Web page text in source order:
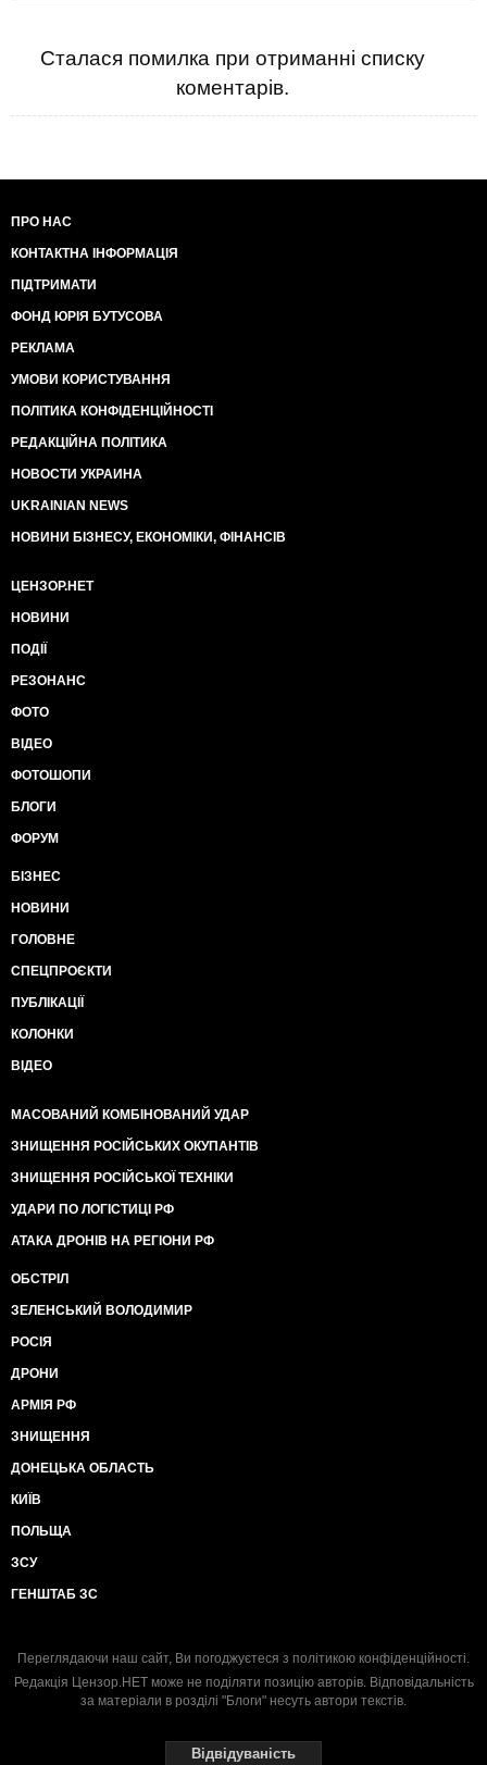
Сталася помилка при отриманні списку
коментарів.
ПРО НАС
КОНТАКТНА ІНФОРМАЦІЯ
ПІДТРИМАТИ
ФОНД ЮРІЯ БУТУСОВА
РЕКЛАМА
УМОВИ КОРИСТУВАННЯ
ПОЛІТИКА КОНФІДЕНЦІЙНОСТІ
РЕДАКЦІЙНА ПОЛІТИКА
НОВОСТИ УКРАИНА
UKRAINIAN NEWS
НОВИНИ БІЗНЕСУ, ЕКОНОМІКИ, ФІНАНСІВ
ЦЕНЗОР.НЕТ
НОВИНИ
ПОДІЇ
РЕЗОНАНС
ФОТО
ВІДЕО
ФОТОШОПИ
БЛОГИ
ФОРУМ
БІЗНЕС
НОВИНИ
ГОЛОВНЕ
СПЕЦПРОЄКТИ
ПУБЛІКАЦІЇ
КОЛОНКИ
ВІДЕО
МАСОВАНИЙ КОМБІНОВАНИЙ УДАР
ЗНИЩЕННЯ РОСІЙСЬКИХ ОКУПАНТІВ
ЗНИЩЕННЯ РОСІЙСЬКОЇ ТЕХНІКИ
УДАРИ ПО ЛОГІСТИЦІ РФ
АТАКА ДРОНІВ НА РЕГІОНИ РФ
ОБСТРІЛ
ЗЕЛЕНСЬКИЙ ВОЛОДИМИР
РОСІЯ
ДРОНИ
АРМІЯ РФ
ЗНИЩЕННЯ
ДОНЕЦЬКА ОБЛАСТЬ
КИЇВ
ПОЛЬЩА
ЗСУ
ГЕНШТАБ ЗС
Переглядаючи наш сайт, Ви погоджуєтеся з політикою конфіденційності.
Редакція Цензор.НЕТ може не поділяти позицію авторів. Відповідальність
за матеріали в розділі "Блоги" несуть автори текстів.
Відвідуваність